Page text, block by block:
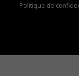
Politique de